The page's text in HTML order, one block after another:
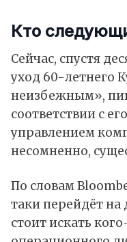
Кто
Сейчас, спустя
уход 60-летнего
неизбежным»,
соответствии с
управлением
несомненно,
По словам
таки перейдёт на
стоит искать